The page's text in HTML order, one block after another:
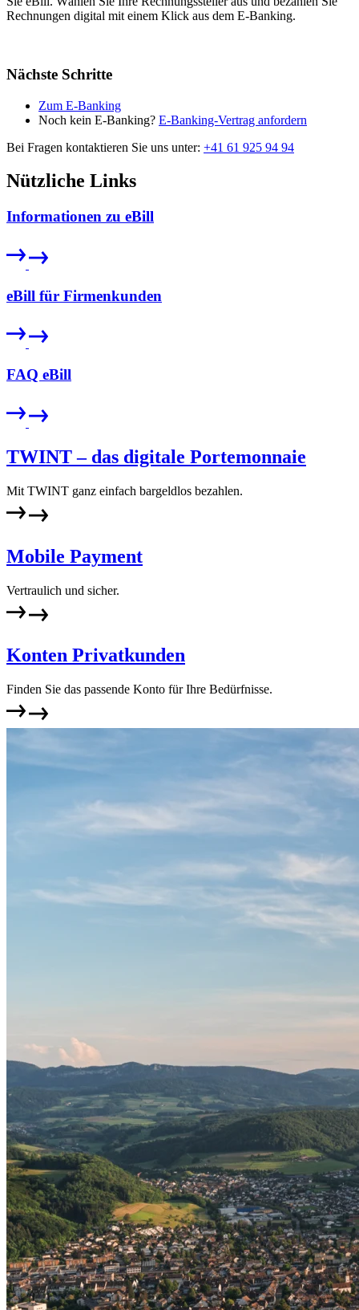
Rechnungen digital mit einem Klick aus dem E-Banking.
Nächste Schritte
Zum E-Banking
Noch kein E-Banking? E-Banking-Vertrag anfordern
Bei Fragen kontaktieren Sie uns unter: +41 61 925 94 94
Nützliche Links
Informationen zu eBill
eBill für Firmenkunden
FAQ eBill
TWINT – das digitale Portemonnaie
Mit TWINT ganz einfach bargeldlos bezahlen.
Mobile Payment
Vertraulich und sicher.
Konten Privatkunden
Finden Sie das passende Konto für Ihre Bedürfnisse.